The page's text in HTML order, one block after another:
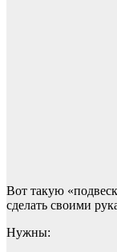
Вот такую
сделать своими
Нужны: